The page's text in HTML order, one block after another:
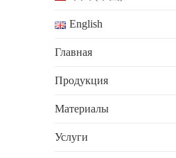
English
Главная
Продукция
Материалы
Услуги